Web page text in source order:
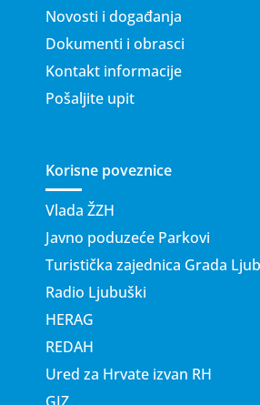
Novosti i događanja
Dokumenti i obrasci
Kontakt informacije
Pošaljite upit
Korisne poveznice
Vlada ŽZH
Javno poduzeće Parkovi
Turistička zajednica Grada
Radio Ljubuški
HERAG
REDAH
Ured za Hrvate izvan RH